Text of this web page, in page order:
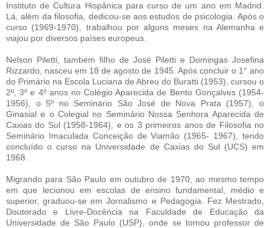
Instituto de Cultura Hispânica para curso de um ano em Madrid.
Lá, além da filosofia, dedicou-se aos estudos de psicologia. Após o
curso (1969-1970), trabalhou por alguns meses na Alemanha e
viajou por diversos países europeus.
Nelson Piletti, também filho de José Piletti e Domingas Josefina
Rizzardo, nasceu em 18 de agosto de 1945. Após concluir o 1° ano
do Primário na Escola Luciana de Abreu do Buratti (1953), cursou o
2º, 3º e 4º anos no Colégio Aparecida de Bento Gonçalves (1954-
1956), o 5º no Seminário São José de Nova Prata (1957), o
Ginasial e o Colegial no Seminário Nossa Senhora Aparecida de
Caxias do Sul (1958-1964), e os 3 primeiros anos de Filosofia no
Seminário Imaculada Conceição de Viamão (1965- 1967), tendo
concluído o curso na Universidade de Caxias do Sul (UCS) em
1968.
Migrando para São Paulo em outubro de 1970, ao mesmo tempo
em que lecionou em escolas de ensino fundamental, médio e
superior, graduou-se em Jornalismo e Pedagogia. Fez Mestrado,
Doutorado e Livre-Docência na Faculdade de Educação da
Universidade de São Paulo (USP), onde se tomou professor de